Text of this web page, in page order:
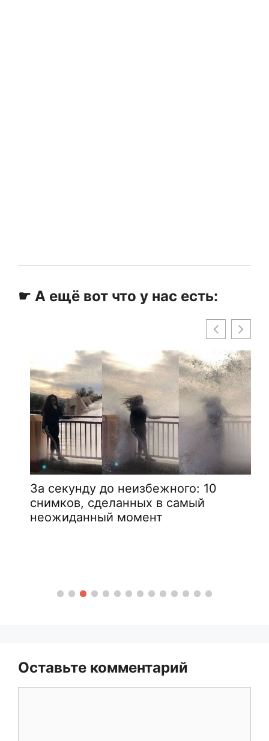
☛ А ещё вот что у нас есть:
За секунду до неизбежного: 10
снимков, сделанных в самый
неожиданный момент
Оставьте комментарий